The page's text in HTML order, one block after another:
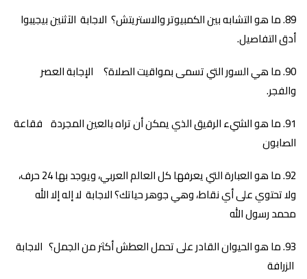
ما هو التشابه بين الكمبيوتر والاستريتش؟ الاجابة الآثنين بيجيبوا
أدق التفاصيل.
ما هي السور التي تسمى بمواقيت الصلاة؟ الإجابة العصر
والفجر.
ما هو الشيء الرقيق الذي يمكن أن تراه بالعين المجردة فقاعة
الصابون
ما هو العبارة التي يعرفها كل العالم العربي، ويوجد بها 24 حرف،
ولا تحتوي على أي نقاط، وهي جوهر حياتك؟ الاجابة لا إله إلا الله
محمد رسول الله
ما هو الحيوان القادر على تحمل العطش أكثر من الجمل؟ الاجابة
الزرافة